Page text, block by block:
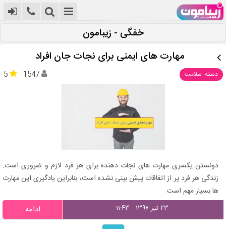
خفگی - زیبامون
مهارت های ایمنی برای نجات جان افراد
دسته: سلامت 5 1547
دونستن یکسری مهارت های نجات دهنده برای هر فرد لازم و ضروری است.
زندگی هر فرد پر از اتفاقات پیش بینی نشده است، بنابراین یادگیری این مهارت
ها بسیار مهم است.
۲۳ تیر ۱۳۹۷ - ۱۱:۴۳ ادامه